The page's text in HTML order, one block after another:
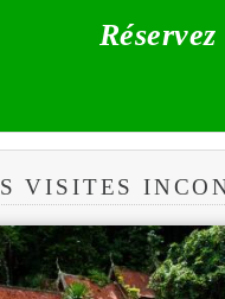
VISITES